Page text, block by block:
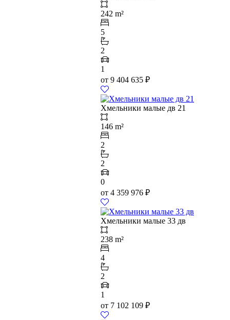
242 m²
5
2
1
от 9 404 635 ₽
Хмельники малые дв 21
146 m²
2
2
0
от 4 359 976 ₽
Хмельники малые 33 дв
238 m²
4
2
1
от 7 102 109 ₽